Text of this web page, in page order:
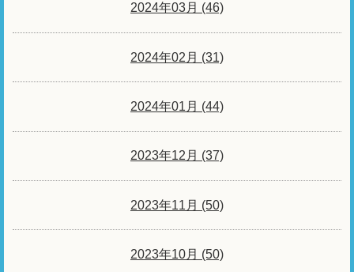
2024年03月 (46)
2024年02月 (31)
2024年01月 (44)
2023年12月 (37)
2023年11月 (50)
2023年10月 (50)